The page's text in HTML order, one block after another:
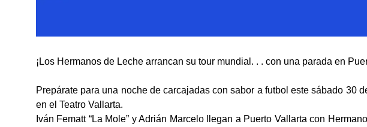
¡Los Hermanos de Leche arrancan su tour mundial. . . con una parada en
Prepárate para una noche de carcajadas con sabor a futbol este sábado 30
en el Teatro Vallarta.
Iván Fematt “La Mole” y Adrián Marcelo llegan a Puerto Vallarta con